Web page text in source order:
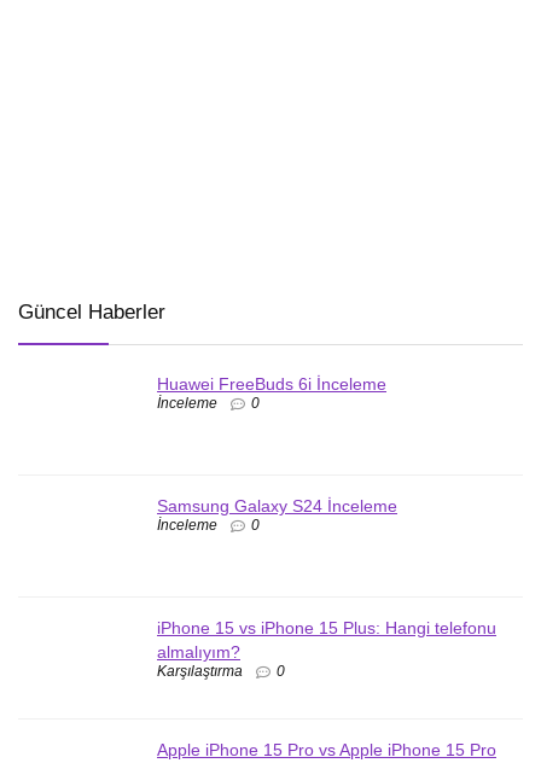
Güncel Haberler
Huawei FreeBuds 6i İnceleme
İnceleme 0
Samsung Galaxy S24 İnceleme
İnceleme 0
iPhone 15 vs iPhone 15 Plus: Hangi telefonu
almalıyım?
Karşılaştırma 0
Apple iPhone 15 Pro vs Apple iPhone 15 Pro